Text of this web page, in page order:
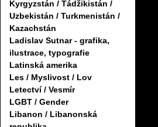
Kyrgyzstán / Tádžikistán /
Uzbekistán / Turkmenistán /
Kazachstán
Ladislav Sutnar - grafika,
ilustrace, typografie
Latinská amerika
Les / Myslivost / Lov
Letectví / Vesmír
LGBT / Gender
Libanon / Libanonská